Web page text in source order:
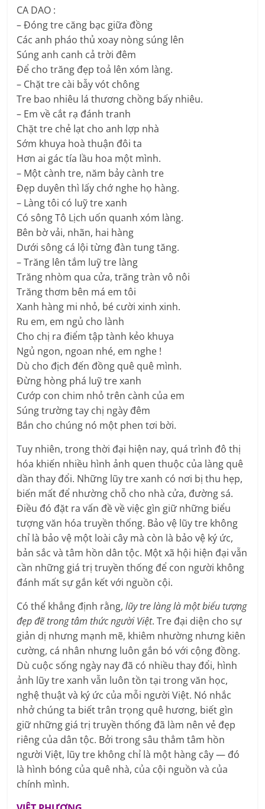
CA DAO :
– Đóng tre căng bạc giữa đồng
Các anh pháo thủ xoay nòng súng lên
Súng anh canh cả trời đêm
Để cho trăng đẹp toả lên xóm làng.
– Chặt tre cài bẫy vót chông
Tre bao nhiêu lá thương chồng bấy nhiêu.
– Em về cắt rạ đánh tranh
Chặt tre chẻ lạt cho anh lợp nhà
Sớm khuya hoà thuận đôi ta
Hơn ai gác tía lầu hoa một mình.
– Một cành tre, năm bảy cành tre
Đẹp duyên thì lấy chớ nghe họ hàng.
– Làng tôi có luỹ tre xanh
Có sông Tô Lịch uốn quanh xóm làng.
Bên bờ vải, nhãn, hai hàng
Dưới sông cá lội từng đàn tung tăng.
– Trăng lên tắm luỹ tre làng
Trăng nhòm qua cửa, trăng tràn vô nôi
Trăng thơm bên má em tôi
Xanh hàng mi nhỏ, bé cười xinh xinh.
Ru em, em ngủ cho lành
Cho chị ra điểm tập tành kẻo khuya
Ngủ ngon, ngoan nhé, em nghe !
Dù cho địch đến đồng quê quê mình.
Đừng hòng phá luỹ tre xanh
Cướp con chim nhỏ trên cành của em
Súng trường tay chị ngày đêm
Bắn cho chúng nó một phen tơi bời.
Tuy nhiên, trong thời đại hiện nay, quá trình đô thị
hóa khiến nhiều hình ảnh quen thuộc của làng quê
dần thay đổi. Những lũy tre xanh có nơi bị thu hẹp,
biến mất để nhường chỗ cho nhà cửa, đường sá.
Điều đó đặt ra vấn đề về việc gìn giữ những biểu
tượng văn hóa truyền thống. Bảo vệ lũy tre không
chỉ là bảo vệ một loài cây mà còn là bảo vệ ký ức,
bản sắc và tâm hồn dân tộc. Một xã hội hiện đại vẫn
cần những giá trị truyền thống để con người không
đánh mất sự gắn kết với nguồn cội.
Có thể khẳng định rằng,lũy tre làng là một biểu tượng
đẹp đẽ trong tâm thức người Việt. Tre đại diện cho sự
giản dị nhưng mạnh mẽ, khiêm nhường nhưng kiên
cường, cá nhân nhưng luôn gắn bó với cộng đồng.
Dù cuộc sống ngày nay đã có nhiều thay đổi, hình
ảnh lũy tre xanh vẫn luôn tồn tại trong văn học,
nghệ thuật và ký ức của mỗi người Việt. Nó nhắc
nhở chúng ta biết trân trọng quê hương, biết gìn
giữ những giá trị truyền thống đã làm nên vẻ đẹp
riêng của dân tộc. Bởi trong sâu thẳm tâm hồn
người Việt, lũy tre không chỉ là một hàng cây — đó
là hình bóng của quê nhà, của cội nguồn và của
chính mình.